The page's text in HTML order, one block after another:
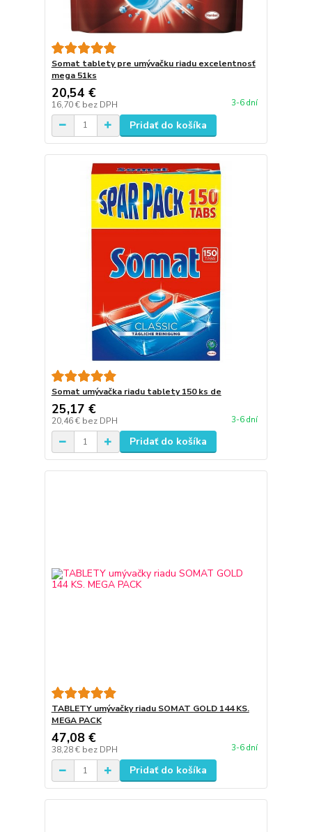
Somat tablety pre umývačku riadu excelentnosť
mega 51ks
20,54 €
16,70 € bez DPH 3-6 dní
Pridať do košíka
Somat umývačka riadu tablety 150 ks de
25,17 €
20,46 € bez DPH 3-6 dní
Pridať do košíka
TABLETY umývačky riadu SOMAT GOLD 144 KS.
MEGA PACK
47,08 €
38,28 € bez DPH 3-6 dní
Pridať do košíka